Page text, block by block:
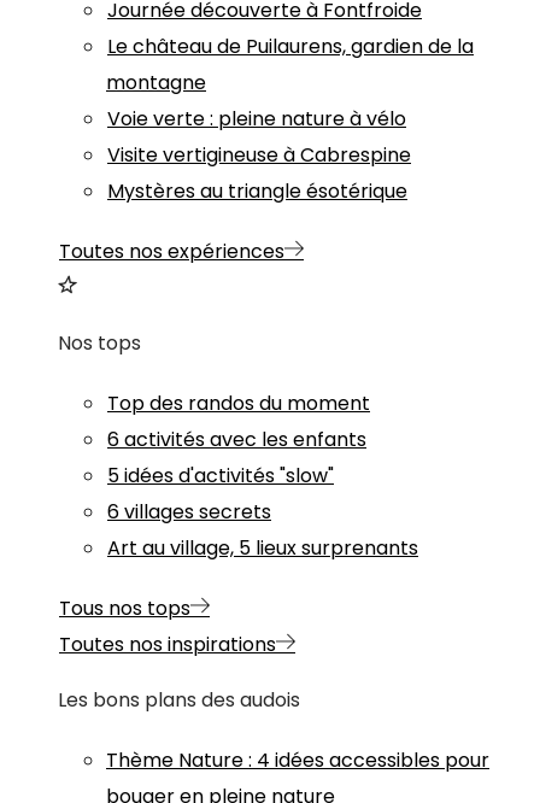
Journée découverte à Fontfroide
Le château de Puilaurens, gardien de la
montagne
Voie verte : pleine nature à vélo
Visite vertigineuse à Cabrespine
Mystères au triangle ésotérique
Toutes nos expériences
Nos tops
Top des randos du moment
6 activités avec les enfants
5 idées d'activités "slow"
6 villages secrets
Art au village, 5 lieux surprenants
Tous nos tops
Toutes nos inspirations
Les bons plans des audois
Thème Nature: 4 idées accessibles pour
bouger en pleine nature